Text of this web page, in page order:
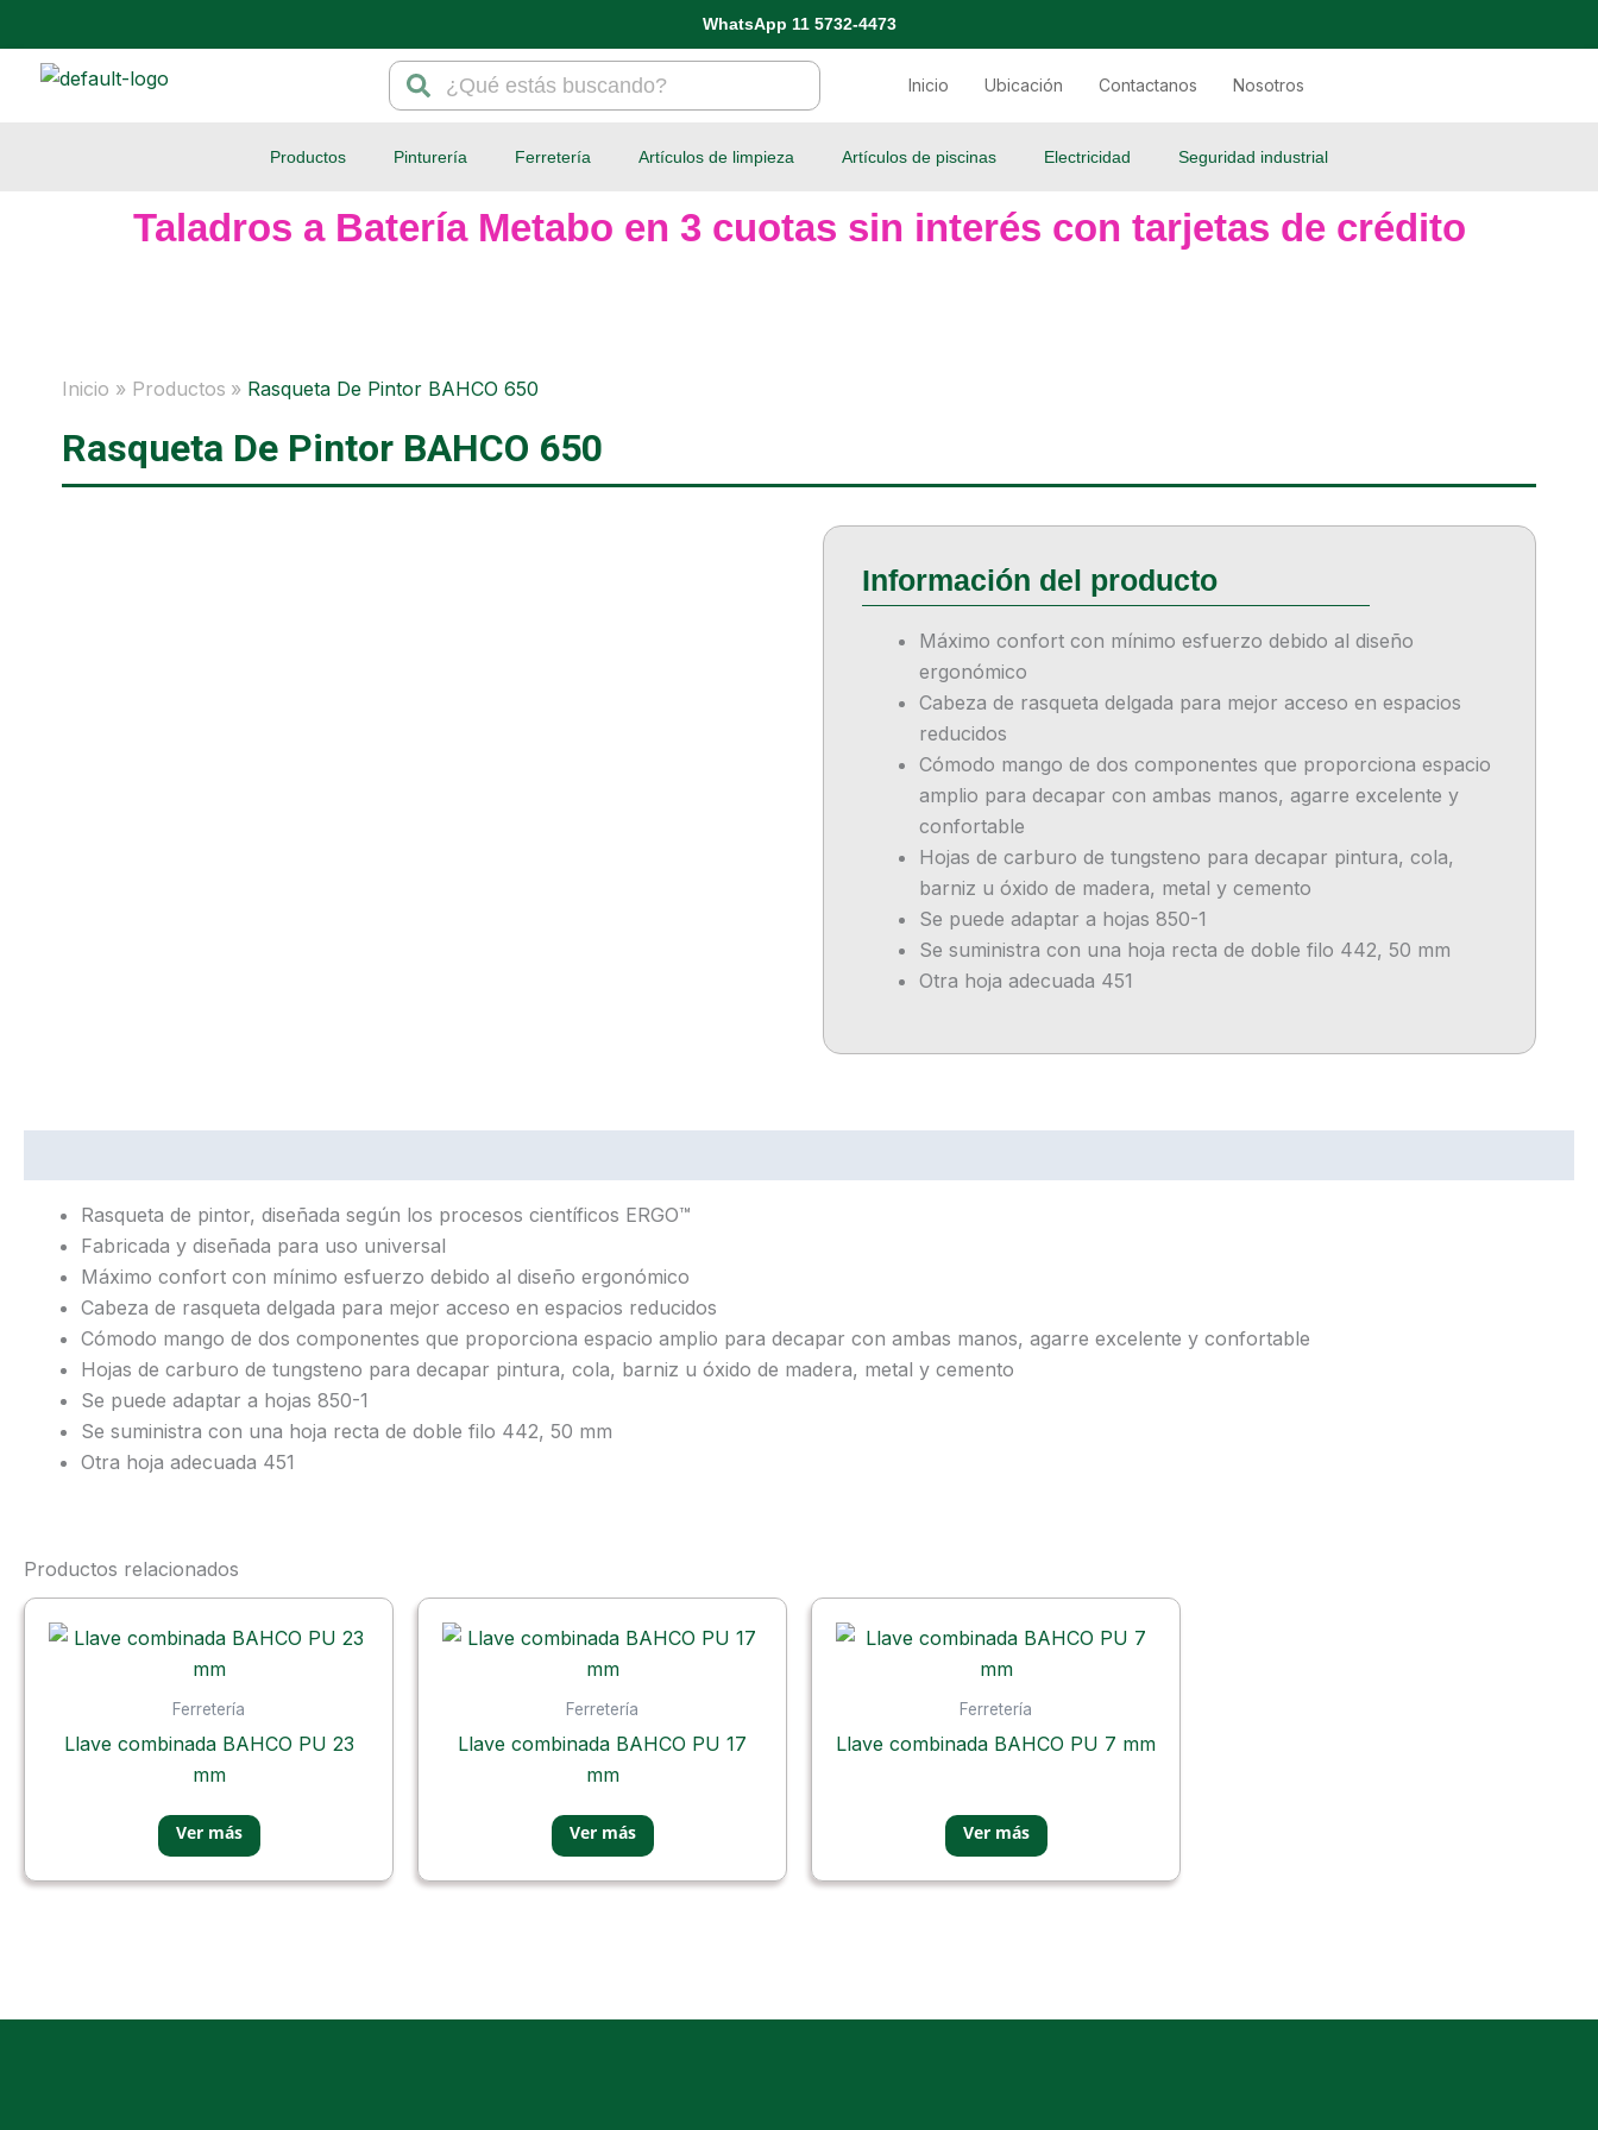
al
contenido
WhatsApp 11 5732-4473
Inicio Ubicación Contactanos Nosotros
SearchSearch
Productos Pinturería Ferretería Artículos de limpieza Artículos de piscinas Electricidad Seguridad industrial
Taladros a Batería Metabo en 3 cuotas sin interés con tarjetas de crédito
Inicio Productos Rasqueta De Pintor BAHCO 650
Rasqueta De Pintor BAHCO 650
Máximo confort con mínimo esfuerzo debido al diseño
ergonómico
Cabeza de rasqueta delgada para mejor acceso en espacios
reducidos
Cómodo mango de dos componentes que proporciona espacio
amplio para decapar con ambas manos, agarre excelente y
confortable
Hojas de carburo de tungsteno para decapar pintura, cola,
barniz u óxido de madera, metal y cemento
Se puede adaptar a hojas 850-1
Se suministra con una hoja recta de doble filo 442, 50 mm
Otra hoja adecuada 451
Rasqueta de pintor, diseñada según los procesos científicos ERGO™
Fabricada y diseñada para uso universal
Máximo confort con mínimo esfuerzo debido al diseño ergonómico
Cabeza de rasqueta delgada para mejor acceso en espacios reducidos
Cómodo mango de dos componentes que proporciona espacio amplio para decapar con ambas manos, agarre excelente y confortable
Hojas de carburo de tungsteno para decapar pintura, cola, barniz u óxido de madera, metal y cemento
Se puede adaptar a hojas 850-1
Se suministra con una hoja recta de doble filo 442, 50 mm
Otra hoja adecuada 451
Productos relacionados
Ferretería
Llave combinada BAHCO PU 23
mm
Ferretería
Llave combinada BAHCO PU 17
mm
Ferretería
Llave combinada BAHCO PU 7 mm